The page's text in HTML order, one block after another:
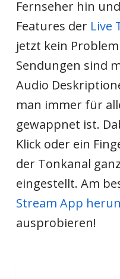
Fernseher hin
Features der Live
jetzt kein
Sendungen sind
Audio
man immer für
gewappnet ist.
Klick oder ein
der Tonkanal
eingestellt. Am
Stream App
ausprobieren!